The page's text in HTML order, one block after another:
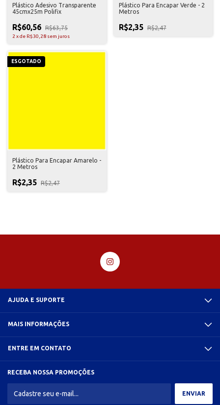
Plástico Adesivo Transparente
45cmx25m Polifix
R$60,56 R$63,75
2 xde R$30,28 sem juros
Plástico Para Encapar Verde - 2
Metros
R$2,35 R$2,47
ESGOTADO
Plástico Para Encapar Amarelo -
2 Metros
R$2,35 R$2,47
AJUDA E SUPORTE
MAIS INFORMAÇÕES
ENTRE EM CONTATO
RECEBA NOSSA PROMOÇÕES